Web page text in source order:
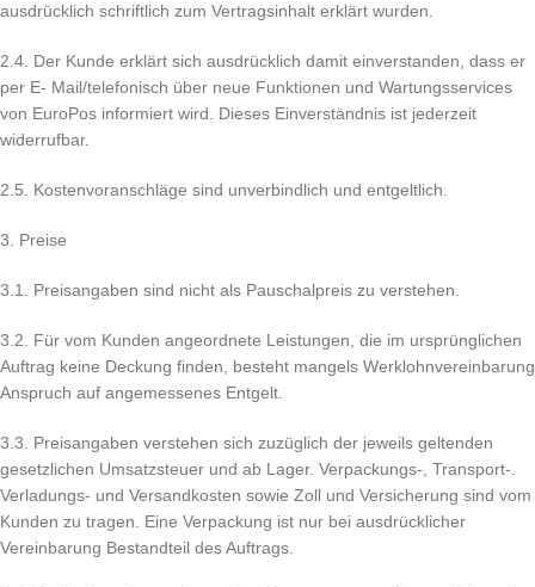
ausdrücklich schriftlich zum Vertragsinhalt erklärt wurden.
2.4. Der Kunde erklärt sich ausdrücklich damit einverstanden, dass er
per E- Mail/telefonisch über neue Funktionen und Wartungsservices
von EuroPos informiert wird. Dieses Einverständnis ist jederzeit
widerrufbar.
2.5. Kostenvoranschläge sind unverbindlich und entgeltlich.
3. Preise
3.1. Preisangaben sind nicht als Pauschalpreis zu verstehen.
3.2. Für vom Kunden angeordnete Leistungen, die im ursprünglichen
Auftrag keine Deckung finden, besteht mangels Werklohnvereinbarung
Anspruch auf angemessenes Entgelt.
3.3. Preisangaben verstehen sich zuzüglich der jeweils geltenden
gesetzlichen Umsatzsteuer und ab Lager. Verpackungs-, Transport-.
Verladungs- und Versandkosten sowie Zoll und Versicherung sind vom
Kunden zu tragen. Eine Verpackung ist nur bei ausdrücklicher
Vereinbarung Bestandteil des Auftrags.